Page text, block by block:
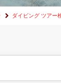
ダイビング ツアー